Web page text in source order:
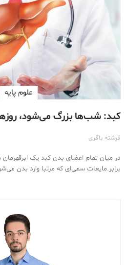
علوم پايه
کبد: شب‌ها بزرگ می‌شود،
فرشته باقری
در میان تمام اعضای بدن کبد یک
برابر مایعات سمی‌ای که مرتبا وارد بدن